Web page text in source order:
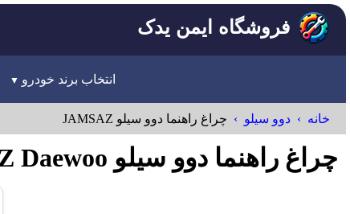
فروشگاه ایمن یدک
انتخاب برند خودرو
خانه دوو سیلو چراغ راهنما دوو سیلو JAMSAZ
چراغ راهنما دوو سیلو JAMSAZ Daewoo